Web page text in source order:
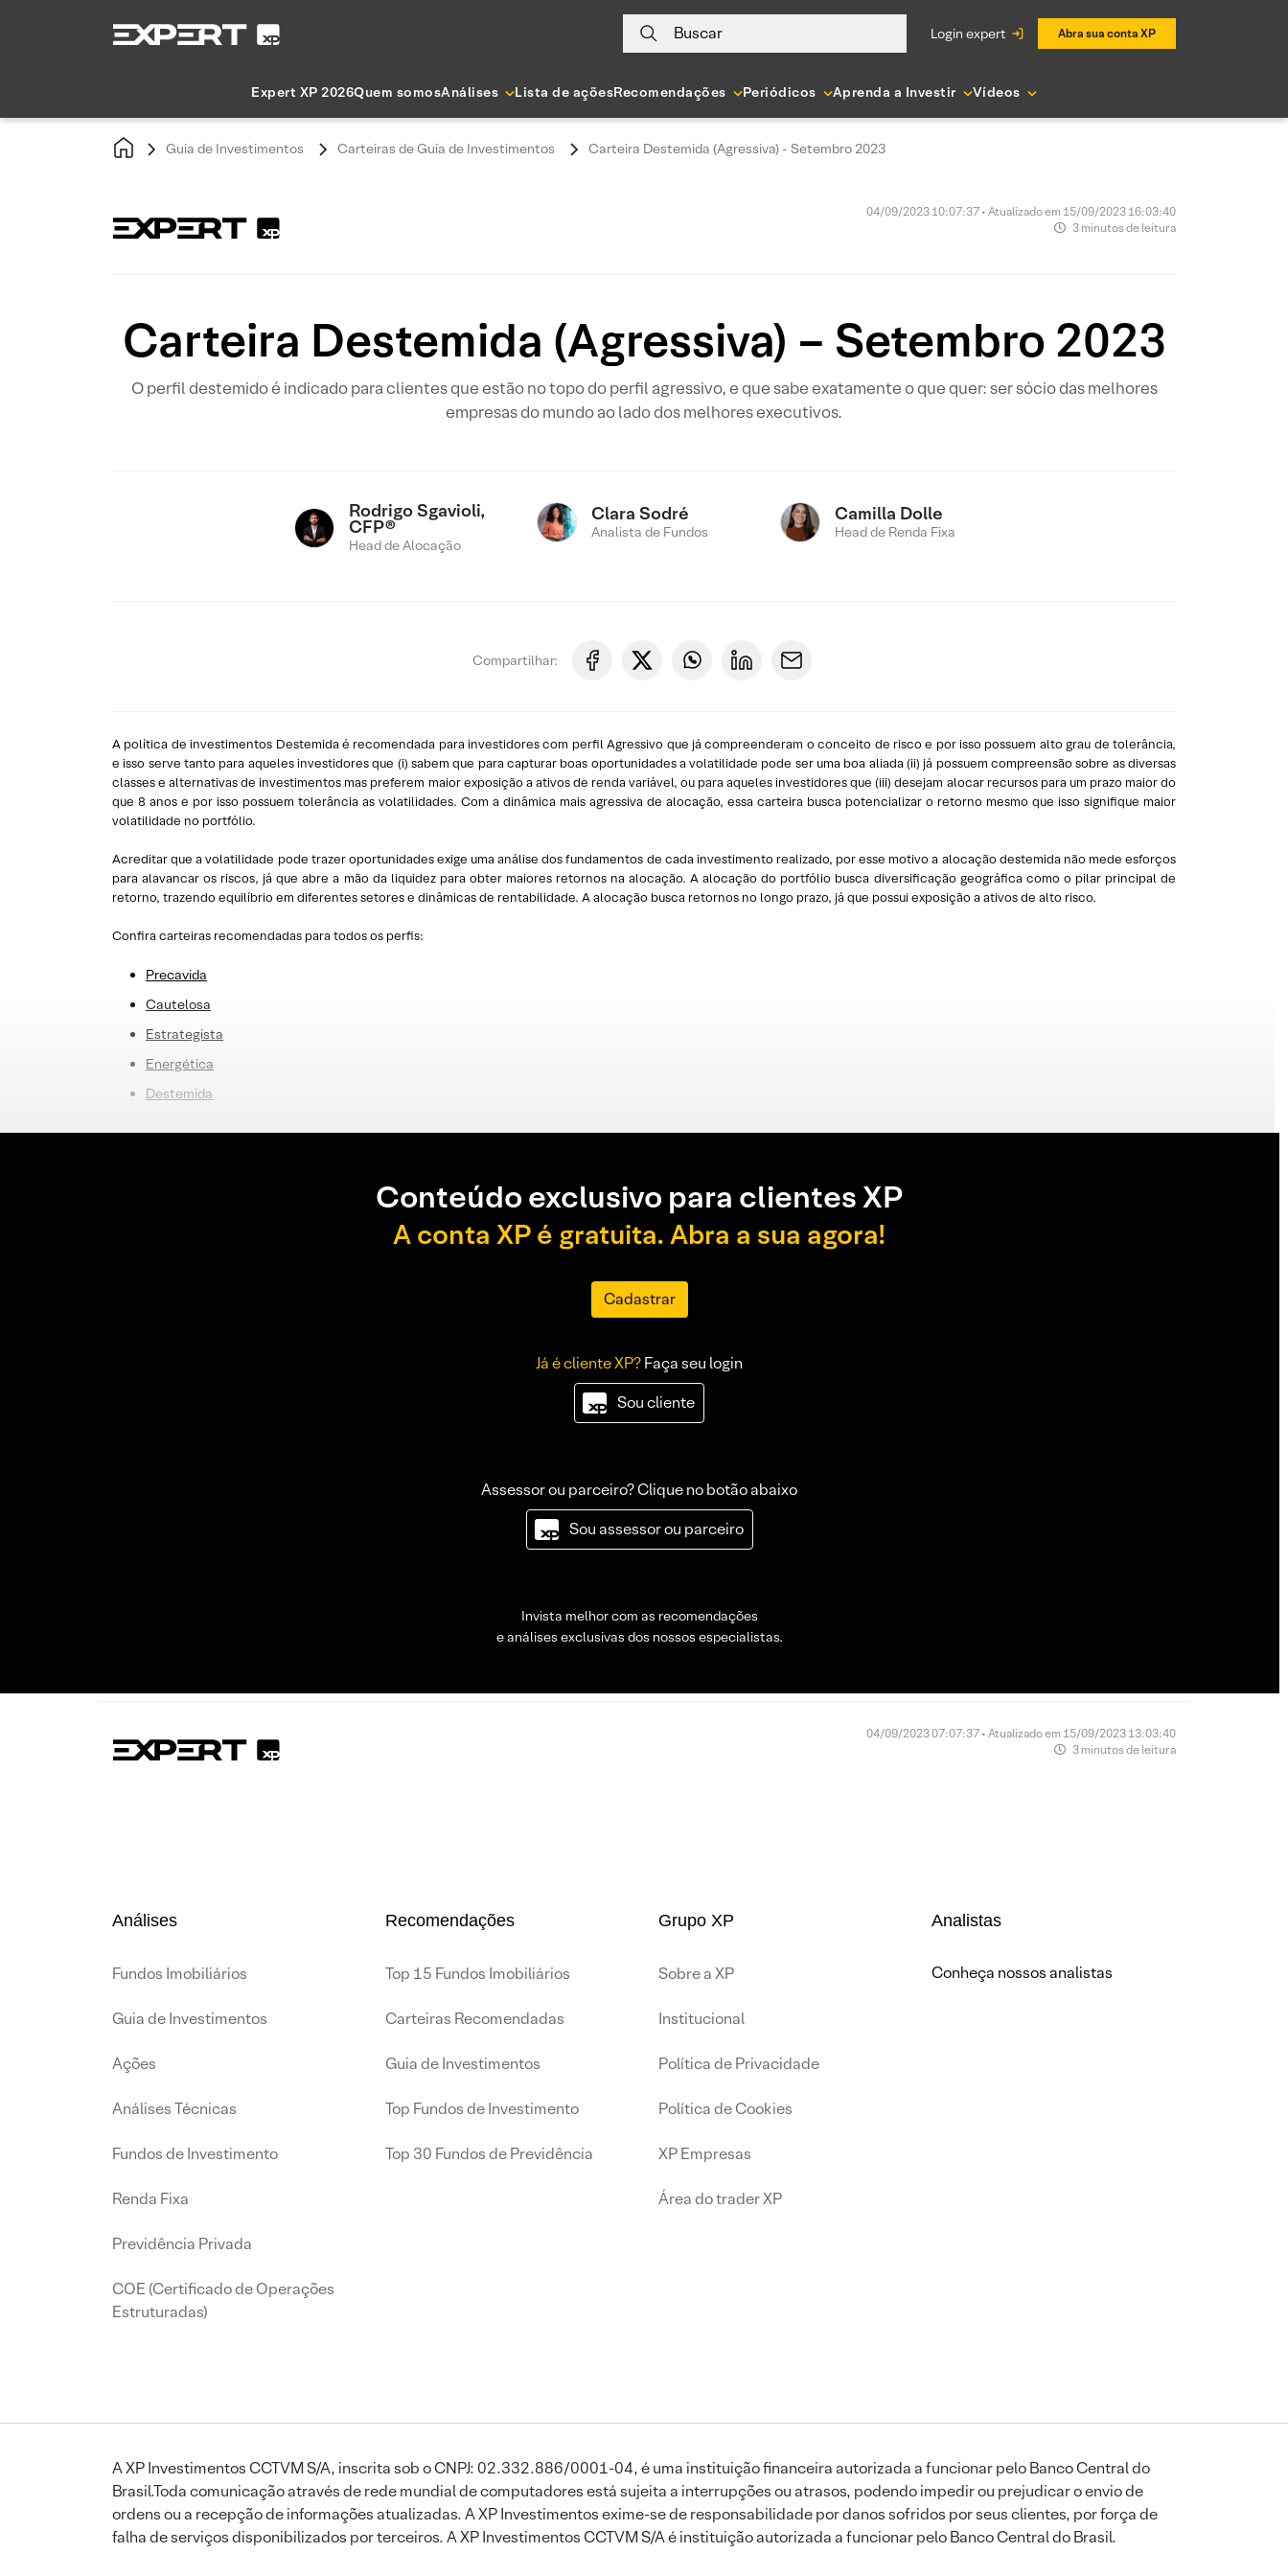
Buscar login expert Abra sua conta XP
Expert XP 2026Quem somosAnálises Lista de açõesRecomendações Periódicos Aprenda a Investir Vídeos
Guia de Investimentos Carteiras de Guia de Investimentos Carteira Destemida (Agressiva) - Setembro 2023
04/09/2023 10:07:37 • Atualizado em 15/09/2023 16:03:40
3 minutos de leitura
Carteira Destemida (Agressiva) – Setembro 2023
O perfil destemido é indicado para clientes que estão no topo do perfil agressivo, e que sabe exatamente o que quer: ser sócio das melhores
empresas do mundo ao lado dos melhores executivos.
Rodrigo Sgavioli,
CFP®
Head de Alocação
Clara Sodré
Analista de Fundos
Camilla Dolle
Head de Renda Fixa
Compartilhar:
A política de investimentos Destemida é recomendada para investidores com perfil Agressivo que já compreenderam o conceito de risco e por isso possuem alto grau de tolerância,
e isso serve tanto para aqueles investidores que (i) sabem que para capturar boas oportunidades a volatilidade pode ser uma boa aliada (ii) já possuem compreensão sobre as diversas
classes e alternativas de investimentos mas preferem maior exposição a ativos de renda variável, ou para aqueles investidores que (iii) desejam alocar recursos para um prazo maior do
que 8 anos e por isso possuem tolerância as volatilidades. Com a dinâmica mais agressiva de alocação, essa carteira busca potencializar o retorno mesmo que isso signifique maior
volatilidade no portfólio.
Acreditar que a volatilidade pode trazer oportunidades exige uma análise dos fundamentos de cada investimento realizado, por esse motivo a alocação destemida não mede esforços
para alavancar os riscos, já que abre a mão da liquidez para obter maiores retornos na alocação. A alocação do portfólio busca diversificação geográfica como o pilar principal de
retorno, trazendo equilíbrio em diferentes setores e dinâmicas de rentabilidade. A alocação busca retornos no longo prazo, já que possui exposição a ativos de alto risco.
Confira carteiras recomendadas para todos os perfis:
Precavida
Cautelosa
Estrategista
Energética
Destemida
Conteúdo exclusivo para clientes XP
A conta XP é gratuita. Abra a sua agora!
Cadastrar
Já é cliente XP?Faça seu login
Sou cliente
Assessor ou parceiro? Clique no botão abaixo
Sou assessor ou parceiro
Invista melhor com as recomendações
e análises exclusivas dos nossos especialistas.
04/09/2023 07:07:37 • Atualizado em 15/09/2023 13:03:40
3 minutos de leitura
Análises
Fundos Imobiliários
Guia de Investimentos
Ações
Análises Técnicas
Fundos de Investimento
Renda Fixa
Previdência Privada
COE (Certificado de Operações
Estruturadas)
Recomendações
Top 15 Fundos Imobiliários
Carteiras Recomendadas
Guia de Investimentos
Top Fundos de Investimento
Top 30 Fundos de Previdência
Grupo XP
Sobre a XP
Institucional
Política de Privacidade
Política de Cookies
XP Empresas
Área do trader XP
Analistas
Conheça nossos analistas
A XP Investimentos CCTVM S/A, inscrita sob o CNPJ: 02.332.886/0001-04, é uma instituição financeira autorizada a funcionar pelo Banco Central do
Brasil.Toda comunicação através de rede mundial de computadores está sujeita a interrupções ou atrasos, podendo impedir ou prejudicar o envio de
ordens ou a recepção de informações atualizadas. A XP Investimentos exime-se de responsabilidade por danos sofridos por seus clientes, por força de
falha de serviços disponibilizados por terceiros. A XP Investimentos CCTVM S/A é instituição autorizada a funcionar pelo Banco Central do Brasil.